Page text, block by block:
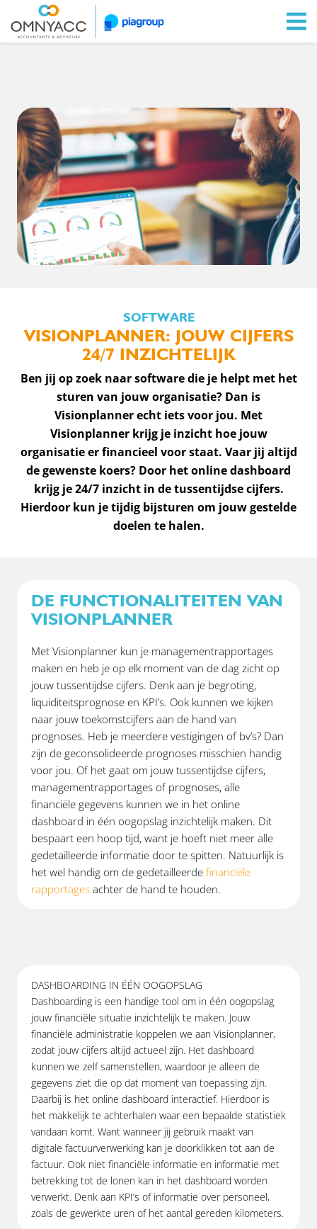
Ga naar Omnyacc.nl
SOFTWARE
VISIONPLANNER: JOUW CIJFERS
24/7 INZICHTELIJK
Ben jij op zoek naar software die je helpt met het
sturen van jouw organisatie? Dan is
Visionplanner echt iets voor jou. Met
Visionplanner krijg je inzicht hoe jouw
organisatie er financieel voor staat. Vaar jij altijd
de gewenste koers? Door het online dashboard
krijg je 24/7 inzicht in de tussentijdse cijfers.
Hierdoor kun je tijdig bijsturen om jouw gestelde
doelen te halen.
DE FUNCTIONALITEITEN VAN
VISIONPLANNER
Met Visionplanner kun je managementrapportages
maken en heb je op elk moment van de dag zicht op
jouw tussentijdse cijfers. Denk aan je begroting,
liquiditeitsprognose en KPI’s. Ook kunnen we kijken
naar jouw toekomstcijfers aan de hand van
prognoses. Heb je meerdere vestigingen of bv’s? Dan
zijn de geconsolideerde prognoses misschien handig
voor jou. Of het gaat om jouw tussentijdse cijfers,
managementrapportages of prognoses, alle
financiële gegevens kunnen we in het online
dashboard in één oogopslag inzichtelijk maken. Dit
bespaart een hoop tijd, want je hoeft niet meer alle
gedetailleerde informatie door te spitten. Natuurlijk is
het wel handig om de gedetailleerde financiële
rapportages achter de hand te houden.
DASHBOARDING IN ÉÉN OOGOPSLAG
Dashboarding is een handige tool om in één oogopslag
jouw financiële situatie inzichtelijk te maken. Jouw
financiële administratie koppelen we aan Visionplanner,
zodat jouw cijfers altijd actueel zijn. Het dashboard
kunnen we zelf samenstellen, waardoor je alleen de
gegevens ziet die op dat moment van toepassing zijn.
Daarbij is het online dashboard interactief. Hierdoor is
het makkelijk te achterhalen waar een bepaalde statistiek
vandaan komt. Want wanneer jij gebruik maakt van
digitale factuurverwerking kan je doorklikken tot aan de
factuur. Ook niet financiële informatie en informatie met
betrekking tot de lonen kan in het dashboard worden
verwerkt. Denk aan KPI’s of informatie over personeel,
zoals de gewerkte uren of het aantal gereden kilometers.